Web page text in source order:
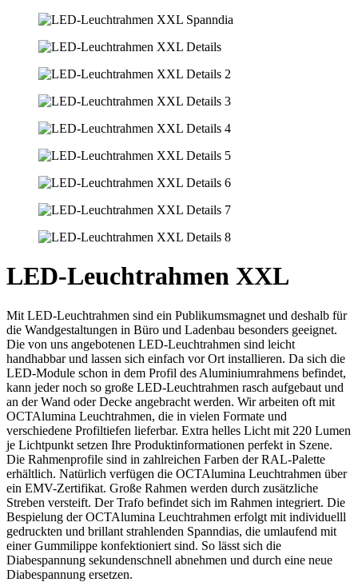
LED-Leuchtrahmen XXL
Mit LED-Leuchtrahmen sind ein Publikumsmagnet und deshalb für
die Wandgestaltungen in Büro und Ladenbau besonders geeignet.
Die von uns angebotenen LED-Leuchtrahmen sind leicht
handhabbar und lassen sich einfach vor Ort installieren. Da sich die
LED-Module schon in dem Profil des Aluminiumrahmens befindet,
kann jeder noch so große LED-Leuchtrahmen rasch aufgebaut und
an der Wand oder Decke angebracht werden. Wir arbeiten oft mit
OCTAlumina Leuchtrahmen, die in vielen Formate und
verschiedene Profiltiefen lieferbar. Extra helles Licht mit 220 Lumen
je Lichtpunkt setzen Ihre Produktinformationen perfekt in Szene.
Die Rahmenprofile sind in zahlreichen Farben der RAL-Palette
erhältlich. Natürlich verfügen die OCTAlumina Leuchtrahmen über
ein EMV-Zertifikat. Große Rahmen werden durch zusätzliche
Streben versteift. Der Trafo befindet sich im Rahmen integriert. Die
Bespielung der OCTAlumina Leuchtrahmen erfolgt mit individuelll
gedruckten und brillant strahlenden Spanndias, die umlaufend mit
einer Gummilippe konfektioniert sind. So lässt sich die
Diabespannung sekundenschnell abnehmen und durch eine neue
Diabespannung ersetzen.